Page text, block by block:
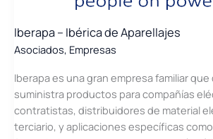
Iberapa – Ibérica de Aparellajes
Asociados, Empresas
Iberapa es una gran empresa familiar
suministra productos para compañías
contratistas, distribuidores de material
terciario, y aplicaciones específicas